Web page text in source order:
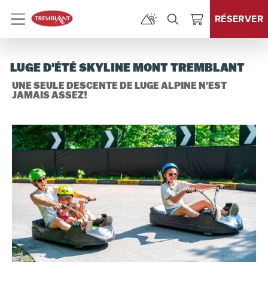
Menu RÉSERVER
LUGE D'ÉTÉ SKYLINE MONT TREMBLANT
UNE SEULE DESCENTE DE LUGE ALPINE N'EST
JAMAIS ASSEZ!